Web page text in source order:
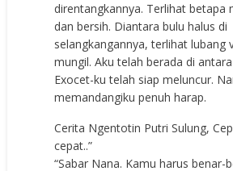
direntangkannya. Terlihat betapa
dan bersih. Diantara bulu halus di
selangkangannya, terlihat lubang
mungil. Aku telah berada di
Exocet-ku telah siap meluncur.
memandangiku penuh harap.
Cerita Ngentotin Putri Sulung,
cepat..”
“Sabar Nana. Kamu harus benar-